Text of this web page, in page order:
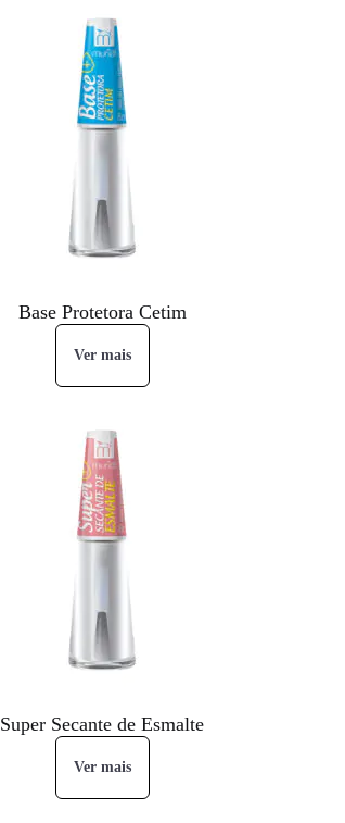
Base Protetora Cetim
Ver mais
Super Secante de Esmalte
Ver mais